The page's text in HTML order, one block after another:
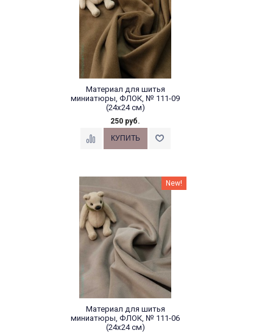
Материал для шитья
миниатюры, ФЛОК, № 111-09
(24х24 см)
250 руб.
New!
Материал для шитья
миниатюры, ФЛОК, № 111-06
(24х24 см)